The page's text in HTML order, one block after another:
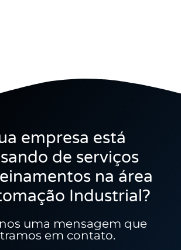
empresa está
de serviços
na área
Industrial?
uma mensagem que
em contato.